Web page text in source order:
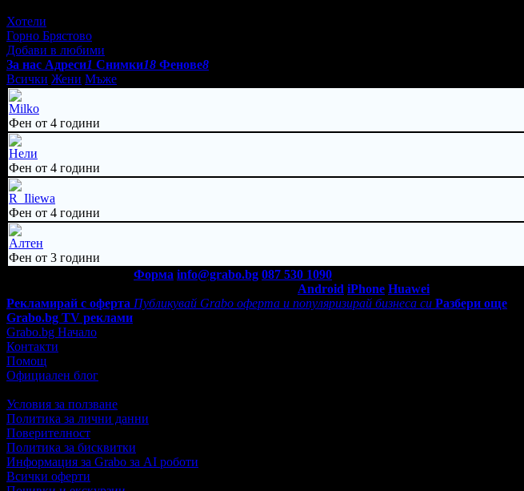
Хотели
Горно Брястово
Добави в любими
За нас Адреси1 Снимки18 Фенове8
Всички Жени Мъже
Milko
Фен от 4 години
Нели
Фен от 4 години
R_Iliewa
Фен от 4 години
Алтен
Фен от 3 години
Форма info@grabo.bg 087 530 1090
Android iPhone Huawei
Рекламирай с оферта Публикувай Grabo оферта и популяризирай бизнеса си Разбери още
Grabo.bg TV реклами
Grabo.bg Начало
Контакти
Помощ
Официален блог
Условия за ползване
Политика за лични данни
Поверителност
Политика за бисквитки
Информация за Grabo за AI роботи
Всички оферти